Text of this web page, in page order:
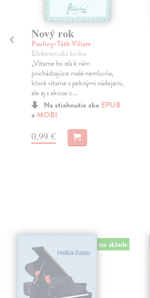
Nový rok
Pauliny-Tóth Viliam |
Elektronická kniha
„Vítame ho sťa k nám
prichádzajúce malé nemluvňa,
ktoré vítame s peknými nádejami,
ale aj s akousi c...
Na stiahnutie ako EPUB
a MOBI
0,99 €
na sklade